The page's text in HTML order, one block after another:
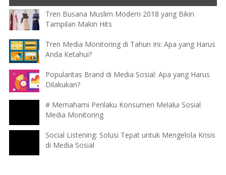
Tren Busana Muslim Modern 2018 yang Bikin
Tampilan Makin Hits
Tren Media Monitoring di Tahun Ini: Apa yang Harus
Anda Ketahui?
Popularitas Brand di Media Sosial: Apa yang Harus
Dilakukan?
# Memahami Perilaku Konsumen Melalui Sosial
Media Monitoring
Social Listening: Solusi Tepat untuk Mengelola Krisis
di Media Sosial